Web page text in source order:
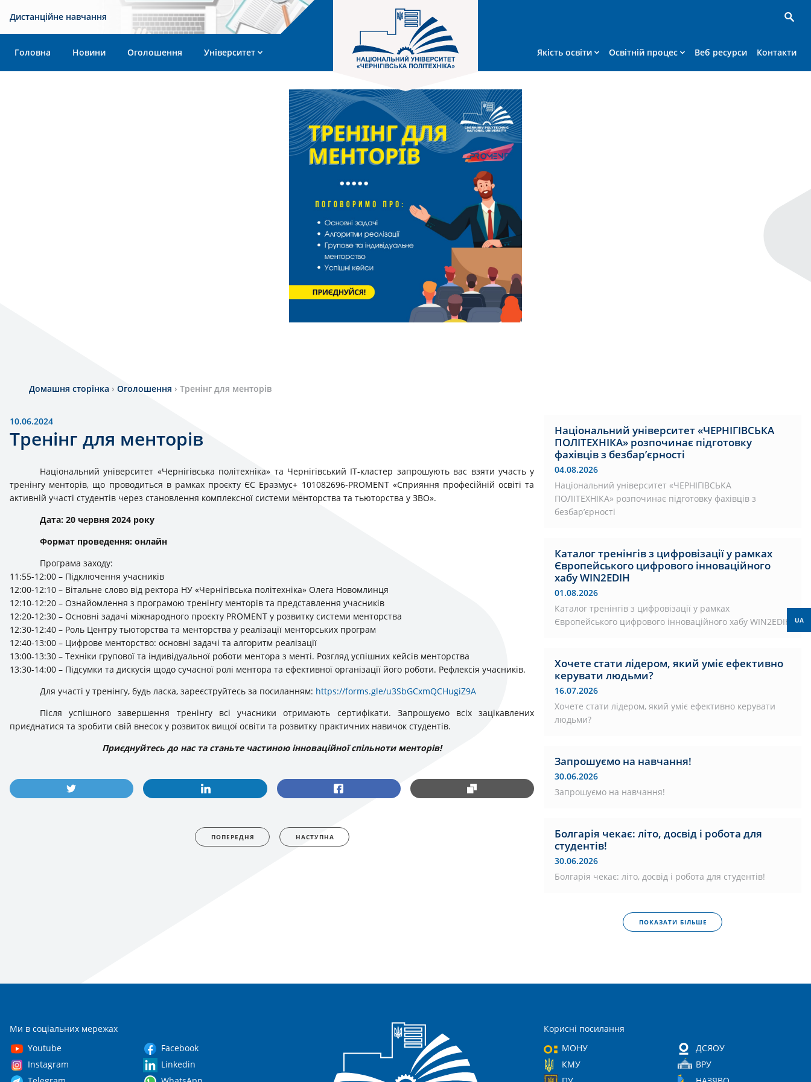
Дистанційне навчання
Головна Новини Оголошення Університет Якість освіти Освітній процес Веб ресурси Контакти
Домашня сторінка › Оголошення › Тренінг для менторів
10.06.2024
Тренінг для менторів
Національний університет «Чернігівська політехніка» та Чернігівський ІТ-кластер запрошують вас взяти участь у
тренінгу менторів, що проводиться в рамках проєкту ЄС Еразмус+ 101082696-PROMENT «Сприяння професійній освіті та
активній участі студентів через становлення комплексної системи менторства та тьюторства у ЗВО».
Дата: 20 червня 2024 року
Формат проведення: онлайн
Програма заходу:
11:55-12:00 – Підключення учасників
12:00-12:10 – Вітальне слово від ректора НУ «Чернігівська політехніка» Олега Новомлинця
12:10-12:20 – Ознайомлення з програмою тренінгу менторів та представлення учасників
12:20-12:30 – Основні задачі міжнародного проєкту PROMENT у розвитку системи менторства
12:30-12:40 – Роль Центру тьюторства та менторства у реалізації менторських програм
12:40-13:00 – Цифрове менторство: основні задачі та алгоритм реалізації
13:00-13:30 – Техніки групової та індивідуальної роботи ментора з менті. Розгляд успішних кейсів менторства
13:30-14:00 – Підсумки та дискусія щодо сучасної ролі ментора та ефективної організації його роботи. Рефлексія учасників.
Для участі у тренінгу, будь ласка, зареєструйтесь за посиланням: https://forms.gle/u3SbGCxmQCHugiZ9A
Після успішного завершення тренінгу всі учасники отримають сертифікати. Запрошуємо всіх зацікавлених
приєднатися та зробити свій внесок у розвиток вищої освіти та розвитку практичних навичок студентів.
Приєднуйтесь до нас та станьте частиною інноваційної спільноти менторів!
ПОПЕРЕДНЯ НАСТУПНА
Національний університет «ЧЕРНІГІВСЬКА
ПОЛІТЕХНІКА» розпочинає підготовку
фахівців з безбар’єрності
04.08.2026
Національний університет «ЧЕРНІГІВСЬКА
ПОЛІТЕХНІКА» розпочинає підготовку фахівців з
безбар’єрності
Каталог тренінгів з цифровізації у рамках
Європейського цифрового інноваційного
хабу WIN2EDIH
01.08.2026
Каталог тренінгів з цифровізації у рамках
Європейського цифрового інноваційного хабу WIN2EDIH
Хочете стати лідером, який уміє ефективно
керувати людьми?
16.07.2026
Хочете стати лідером, який уміє ефективно керувати
людьми?
Запрошуємо на навчання!
30.06.2026
Запрошуємо на навчання!
Болгарія чекає: літо, досвід і робота для
студентів!
30.06.2026
Болгарія чекає: літо, досвід і робота для студентів!
ПОКАЗАТИ БІЛЬШЕ
Ми в соціальних мережах
Youtube
Facebook
Instagram
Linkedin
Корисні посилання
МОНУ
ДСЯОУ
КМУ
ВРУ
UA